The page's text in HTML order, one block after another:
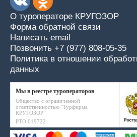
О туроператоре КРУГОЗОР
Форма обратной связи
Написать email
Позвонить +7 (977) 808-05-35
Политика в отношении
данных
Мы в реестре туроператоров
Общество с ограниченной
ответственностью "Турфирма
КРУГОЗОР"
РТО 019722